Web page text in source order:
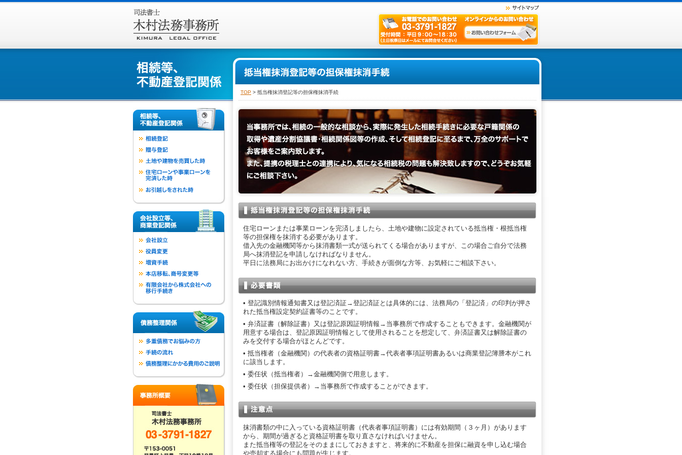
TOP > 抵当権抹消登記等の担保権抹消手続
住宅ローンまたは事業ローンを完済しましたら、土地や建物に設定されている抵当権・根抵当権
等の担保権を抹消する必要があります。
借入先の金融機関等から抹消書類一式が送られてくる場合がありますが、この場合ご自分で法務
局へ抹消登記を申請しなければなりません。
平日に法務局にお出かけになれない方、手続きが面倒な方等、お気軽にご相談下さい。
• 登記識別情報通知書又は登記済証→登記済証とは具体的には、法務局の「登記済」の印判が押さ
れた抵当権設定契約証書等のことです。
• 弁済証書（解除証書）又は登記原因証明情報→当事務所で作成することもできます。金融機関が
用意する場合は、登記原因証明情報として使用されることを想定して、弁済証書又は解除証書の
みを交付する場合がほとんどです。
• 抵当権者（金融機関）の代表者の資格証明書→代表者事項証明書あるいは商業登記簿謄本がこれ
に該当します。
• 委任状（抵当権者）→金融機関側で用意します。
• 委任状（担保提供者）→当事務所で作成することができます。
抹消書類の中に入っている資格証明書（代表者事項証明書）には有効期間（３ヶ月）があります
から、期間が過ぎると資格証明書を取り直さなければいけません。
また抵当権等の登記をそのままにしておきますと、将来的に不動産を担保に融資を申し込む場合
や売却する場合にも問題が生じます。